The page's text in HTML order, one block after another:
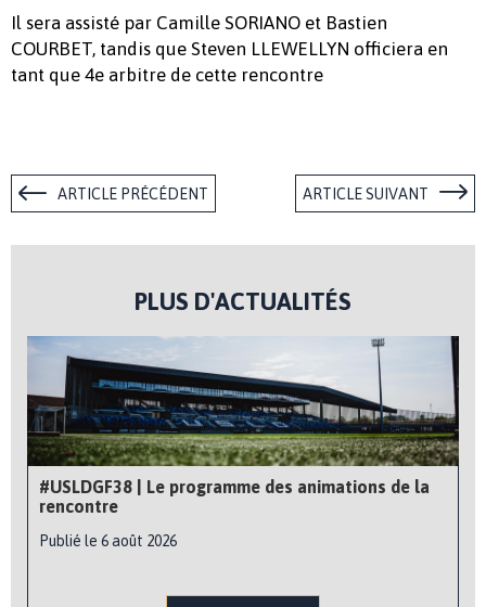
Il sera assisté par Camille SORIANO et Bastien
COURBET, tandis que Steven LLEWELLYN officiera en
tant que 4e arbitre de cette rencontre
ARTICLE PRÉCÉDENT ARTICLE SUIVANT
PLUS D'ACTUALITÉS
#USLDGF38 | Le programme des animations de la
rencontre
Publié le 6 août 2026